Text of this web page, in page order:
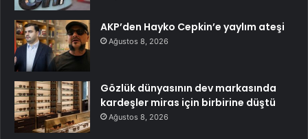
AKP’den Hayko Cepkin’e yaylım ateşi
Ağustos 8, 2026
Gözlük dünyasının dev markasında
kardeşler miras için birbirine düştü
Ağustos 8, 2026